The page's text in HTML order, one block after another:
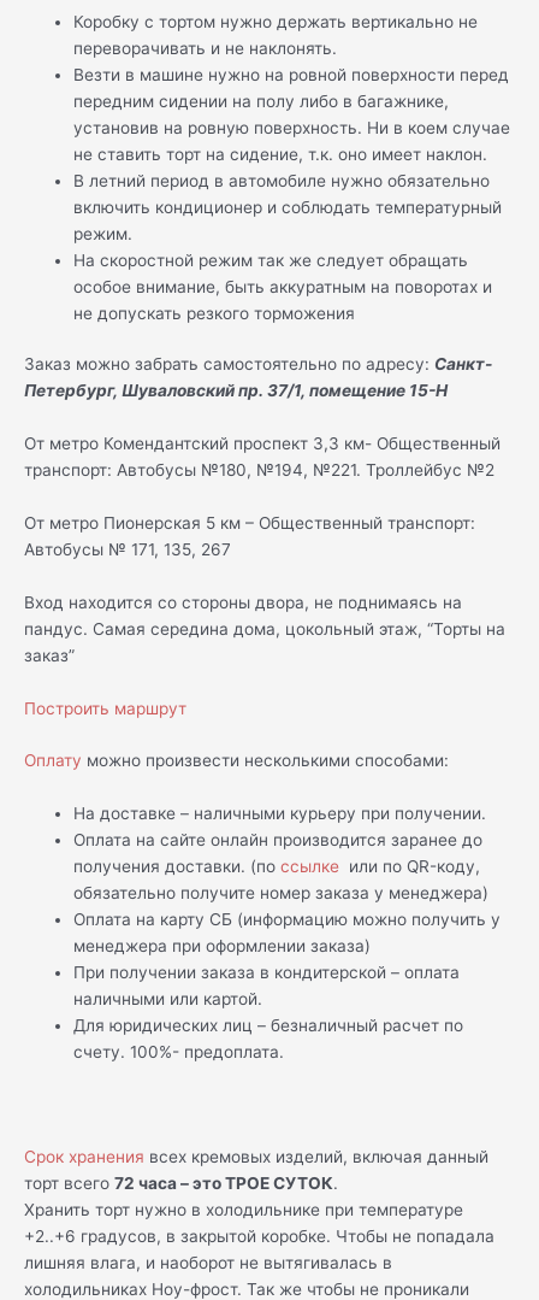
Коробку с тортом нужно держать вертикально не
переворачивать и не наклонять.
Везти в машине нужно на ровной поверхности перед
передним сидении на полу либо в багажнике,
установив на ровную поверхность. Ни в коем случае
не ставить торт на сидение, т.к. оно имеет наклон.
В летний период в автомобиле нужно обязательно
включить кондиционер и соблюдать температурный
режим.
На скоростной режим так же следует обращать
особое внимание, быть аккуратным на поворотах и
не допускать резкого торможения
Заказ можно забрать самостоятельно по адресу: Санкт-
Петербург, Шуваловский пр. 37/1, помещение 15-Н
От метро Комендантский проспект 3,3 км- Общественный
транспорт: Автобусы №180, №194, №221. Троллейбус №2
От метро Пионерская 5 км – Общественный транспорт:
Автобусы № 171, 135, 267
Вход находится со стороны двора, не поднимаясь на
пандус. Самая середина дома, цокольный этаж, “Торты на
заказ”
Построить маршрут
Оплату можно произвести несколькими способами:
На доставке – наличными курьеру при получении.
Оплата на сайте онлайн производится заранее до
получения доставки. (поссылке или по QR-коду,
обязательно получите номер заказа у менеджера)
Оплата на карту СБ (информацию можно получить у
менеджера при оформлении заказа)
При получении заказа в кондитерской – оплата
наличными или картой.
Для юридических лиц – безналичный расчет по
счету. 100%- предоплата.
Срок хранения всех кремовых изделий, включая данный
торт всего 72 часа – это ТРОЕ СУТОК.
Хранить торт нужно в холодильнике при температуре
+2..+6 градусов, в закрытой коробке. Чтобы не попадала
лишняя влага, и наоборот не вытягивалась в
холодильниках Ноу-фрост. Так же чтобы не проникали